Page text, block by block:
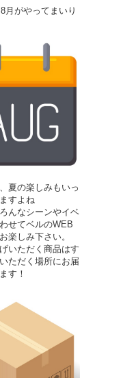
月がやってまいり
夏の楽しみもいっ
すよね
んなシーンやイベ
せてベルのWEB
楽しみ下さい。
いただく商品はす
ただく場所にお届
す！